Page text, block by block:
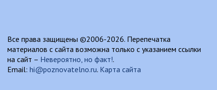
Все права защищены ©2006-2026. Перепечатка
материалов с сайта возможна только с указанием ссылки
на сайт – Невероятно, но факт!.
Email: hi@poznovatelno.ru. Карта сайта